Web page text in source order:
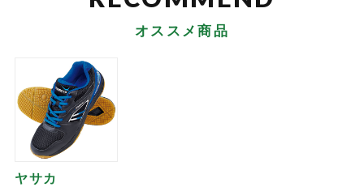
オススメ商品
ヤサカ